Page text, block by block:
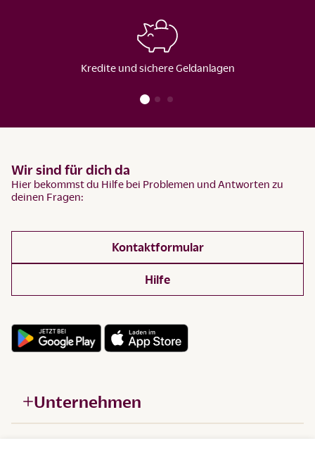
Kredite und sichere Geldanlagen
Wir sind für dich da
Hier bekommst du Hilfe bei Problemen und Antworten zu
deinen Fragen:
Kontaktformular
Hilfe
Unternehmen